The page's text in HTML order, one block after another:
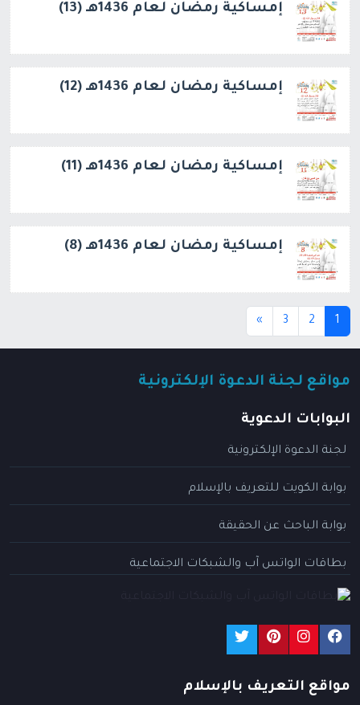
إمساكية رمضان لعام 1436هـ (13)
إمساكية رمضان لعام 1436هـ (12)
إمساكية رمضان لعام 1436هـ (11)
إمساكية رمضان لعام 1436هـ (8)
1
(current)
2
3
»
مواقع لجنة الدعوة الإلكترونية
البوابات الدعوية
لجنة الدعوة الإلكترونية
بوابة الكويت للتعريف بالإسلام
بوابة الباحث عن الحقيقة
بطاقات الواتس آب والشبكات الاجتماعية
مواقع التعريف بالإسلام